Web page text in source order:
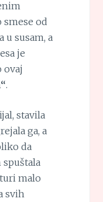
od
u susam, a
je
ovaj
.
stavila
ga, a
da
spuštala
malo
svih